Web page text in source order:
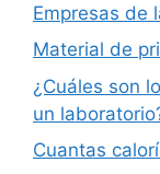
Empresas de
Material de
¿Cuáles son
un
Cuantas